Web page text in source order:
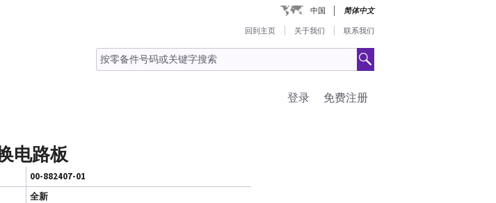
中国 简体中文
回到主页 关于我们 联系我们
免费注册
登录
电路板
00-882407-01
全新